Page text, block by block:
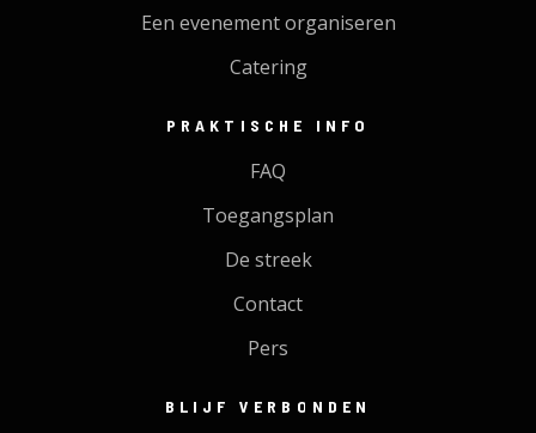
Een evenement organiseren
Catering
PRAKTISCHE INFO
FAQ
Toegangsplan
De streek
Contact
Pers
BLIJF VERBONDEN